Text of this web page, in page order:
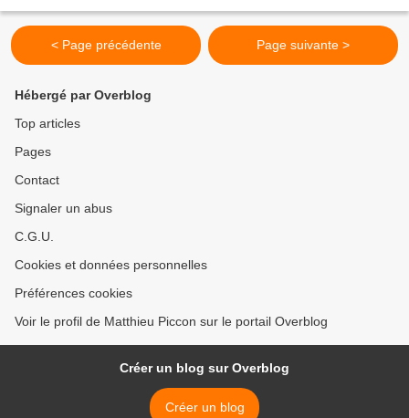
< Page précédente Page suivante >
Hébergé par Overblog
Top articles
Pages
Contact
Signaler un abus
C.G.U.
Cookies et données personnelles
Préférences cookies
Voir le profil de Matthieu Piccon sur le portail Overblog
Créer un blog sur Overblog
Créer un blog